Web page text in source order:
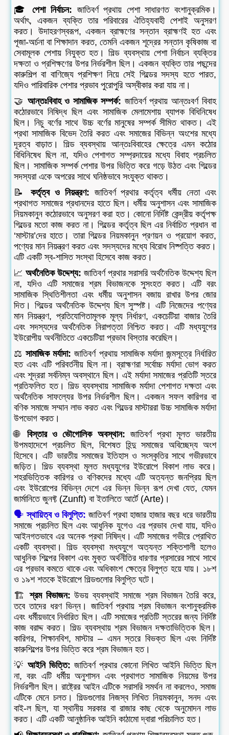
🎓পেশা নির্বাচন: জাতিবর্ণ প্রথায় পেশা সাধারণত বংশানুক্রমিক।
অর্থাৎ, একজন ব্যক্তি তার পরিবারের ঐতিহ্যবাহী পেশাই অনুসরণ
করত। উদাহরণস্বরূপ, একজন ব্রাহ্মণের সন্তান ব্রাহ্মণই হত এবং
পূজা-অর্চনা বা শিক্ষাদান করত, তেমনি একজন শূদ্রের সন্তান কৃষিকাজ বা
সেবামূলক পেশায় নিযুক্ত হত। গিল্ড ব্যবস্থায় পেশা নির্বাচন ব্যক্তির
দক্ষতা ও প্রশিক্ষণের উপর নির্ভরশীল ছিল। একজন ব্যক্তি তার পছন্দের
কারুশিল্প বা বাণিজ্যে প্রশিক্ষণ নিয়ে সেই গিল্ডের সদস্য হতে পারত,
যদিও পারিবারিক পেশার প্রভাব পুরোপুরি অস্বীকার করা যায় না।
🤝 আন্তঃবিবাহ ও সামাজিক সম্পর্ক: জাতিবর্ণ প্রথায় আন্তঃবর্ণ বিবাহ
কঠোরভাবে নিষিদ্ধ ছিল এবং সামাজিক মেলামেশায় ব্যাপক বিধিনিষেধ
ছিল। নিচু বর্ণের সাথে উচ্চ বর্ণের মানুষের সম্পর্ক সীমিত থাকত। এই
প্রথা সামাজিক বিভেদ তৈরি করত এবং সমাজের বিভিন্ন অংশের মধ্যে
দূরত্ব বাড়াত। গিল্ড ব্যবস্থায় আন্তঃবিবাহের ক্ষেত্রে এমন কঠোর
বিধিনিষেধ ছিল না, যদিও পেশাগত সম্প্রদায়ের মধ্যে বিবাহ প্রচলিত
ছিল। সামাজিক সম্পর্ক পেশার উপর ভিত্তি করে গড়ে উঠত এবং গিল্ডের
সদস্যরা একে অপরের সাথে ঘনিষ্ঠভাবে সংযুক্ত থাকত।
📝 কর্তৃত্ব ও নিয়ন্ত্রণ: জাতিবর্ণ প্রথার কর্তৃত্ব ধর্মীয় নেতা এবং
প্রথাগত সমাজের প্রধানদের হাতে ছিল। ধর্মীয় অনুশাসন এবং সামাজিক
নিয়মকানুন কঠোরভাবে অনুসরণ করা হত। কোনো নির্দিষ্ট কেন্দ্রীয় কর্তৃপক্ষ
গিল্ডের মতো কাজ করত না। গিল্ডের কর্তৃত্ব ছিল এর নির্বাচিত প্রধান বা
‘মাস্টার’দের হাতে। তারা গিল্ডের নিয়মকানুন প্রণয়ন ও প্রয়োগ করত,
পণ্যের মান নিয়ন্ত্রণ করত এবং সদস্যদের মধ্যে বিরোধ নিষ্পত্তি করত।
এটি একটি স্ব-শাসিত সংস্থা হিসেবে কাজ করত।
📈 অর্থনৈতিক উদ্দেশ্য: জাতিবর্ণ প্রথার সরাসরি অর্থনৈতিক উদ্দেশ্য ছিল
না, যদিও এটি সমাজের শ্রম বিভাজনকে সুসংহত করত। এটি বরং
সামাজিক স্থিতিশীলতা এবং ধর্মীয় অনুশাসন বজায় রাখার উপর জোর
দিত। গিল্ডের অর্থনৈতিক উদ্দেশ্য ছিল সুস্পষ্ট। এটি নিজেদের পণ্যের
মান নিয়ন্ত্রণ, প্রতিযোগিতামূলক মূল্য নির্ধারণ, একচেটিয়া বাজার তৈরি
এবং সদস্যদের অর্থনৈতিক নিরাপত্তা নিশ্চিত করত। এটি মধ্যযুগের
ইউরোপীয় অর্থনীতিতে একচেটিয়া প্রভাব বিস্তার করেছিল।
⚖️সামাজিক মর্যাদা:জাতিবর্ণ প্রথায় সামাজিক মর্যাদা জন্মসূত্রে নির্ধারিত
হত এবং এটি পরিবর্তনীয় ছিল না। ব্রাহ্মণরা সর্বোচ্চ মর্যাদা ভোগ করত
এবং শূদ্ররা সর্বনিম্ন অবস্থানে ছিল। এই মর্যাদা সমাজের প্রতিটি স্তরে
প্রতিফলিত হত। গিল্ড ব্যবস্থায় সামাজিক মর্যাদা পেশাগত দক্ষতা এবং
অর্থনৈতিক সাফল্যের উপর নির্ভরশীল ছিল। একজন সফল কারিগর বা
বণিক সমাজে সম্মান লাভ করত এবং গিল্ডের মাস্টাররা উচ্চ সামাজিক মর্যাদা
উপভোগ করত।
🌐বিস্তার ও ভৌগোলিক অবস্থান: জাতিবর্ণ প্রথা মূলত ভারতীয়
উপমহাদেশে প্রচলিত ছিল, বিশেষত হিন্দু সমাজের অবিচ্ছেদ্য অংশ
হিসেবে। এটি ভারতীয় সমাজের ইতিহাস ও সংস্কৃতির সাথে গভীরভাবে
জড়িত। গিল্ড ব্যবস্থা মূলত মধ্যযুগের ইউরোপে বিকাশ লাভ করে।
শহরভিত্তিক কারিগর ও বণিকদের মধ্যে এটি অত্যন্ত জনপ্রিয় ছিল
এবং ইউরোপের বিভিন্ন দেশে এর ভিন্ন ভিন্ন রূপ দেখা যেত, যেমন
জার্মানিতে জুনফ্ট (Zunft) বা ইতালিতে আর্টে (Arte)।
🗣️স্থায়িত্ব ও বিলুপ্তি:জাতিবর্ণ প্রথা হাজার হাজার বছর ধরে ভারতীয়
সমাজে প্রচলিত ছিল এবং আধুনিক যুগেও এর প্রভাব দেখা যায়, যদিও
আইনগতভাবে এর অনেক প্রথা নিষিদ্ধ। এটি সমাজের গভীরে প্রোথিত
একটি ব্যবস্থা। গিল্ড ব্যবস্থা মধ্যযুগে অত্যন্ত শক্তিশালী হলেও
আধুনিক শিল্পের বিকাশ এবং মুক্ত অর্থনীতির ধারণার প্রসারের সাথে সাথে
এর প্রভাব কমতে থাকে এবং অধিকাংশ ক্ষেত্রে বিলুপ্ত হয়ে যায়। ১৮শ
ও ১৯শ শতকে ইউরোপে গিল্ডগুলোর বিলুপ্তি ঘটে।
🏗️শ্রম বিভাজন: উভয় ব্যবস্থাই সমাজে শ্রম বিভাজন তৈরি করে,
তবে তাদের ধরণ ভিন্ন। জাতিবর্ণ প্রথায় শ্রম বিভাজন বংশানুক্রমিক
এবং ধর্মীয়ভাবে নির্ধারিত ছিল। এটি সমাজের প্রতিটি স্তরের জন্য নির্দিষ্ট
কাজ বরাদ্দ করত। গিল্ড ব্যবস্থায় শ্রম বিভাজন দক্ষতাভিত্তিক ছিল।
কারিগর, শিক্ষানবিশ, মাস্টার – এমন স্তরে বিভক্ত ছিল এবং নির্দিষ্ট
কারুশিল্পের উপর ভিত্তি করে শ্রম বিভাজন হত।
💡 আইনি ভিত্তি: জাতিবর্ণ প্রথার কোনো লিখিত আইনি ভিত্তি ছিল
না, বরং এটি ধর্মীয় অনুশাসন এবং প্রথাগত সামাজিক নিয়মের উপর
নির্ভরশীল ছিল। রাষ্ট্রের আইন এটিকে সরাসরি সমর্থন না করলেও, সমাজ
এটিকে মেনে চলত। গিল্ডগুলোর নিজস্ব লিখিত নিয়মকানুন, সনদ এবং
বাই-ল ছিল, যা স্থানীয় সরকার বা রাজার কাছ থেকে অনুমোদন লাভ
করত। এটি একটি আনুষ্ঠানিক আইনি কাঠামো দ্বারা পরিচালিত হত।